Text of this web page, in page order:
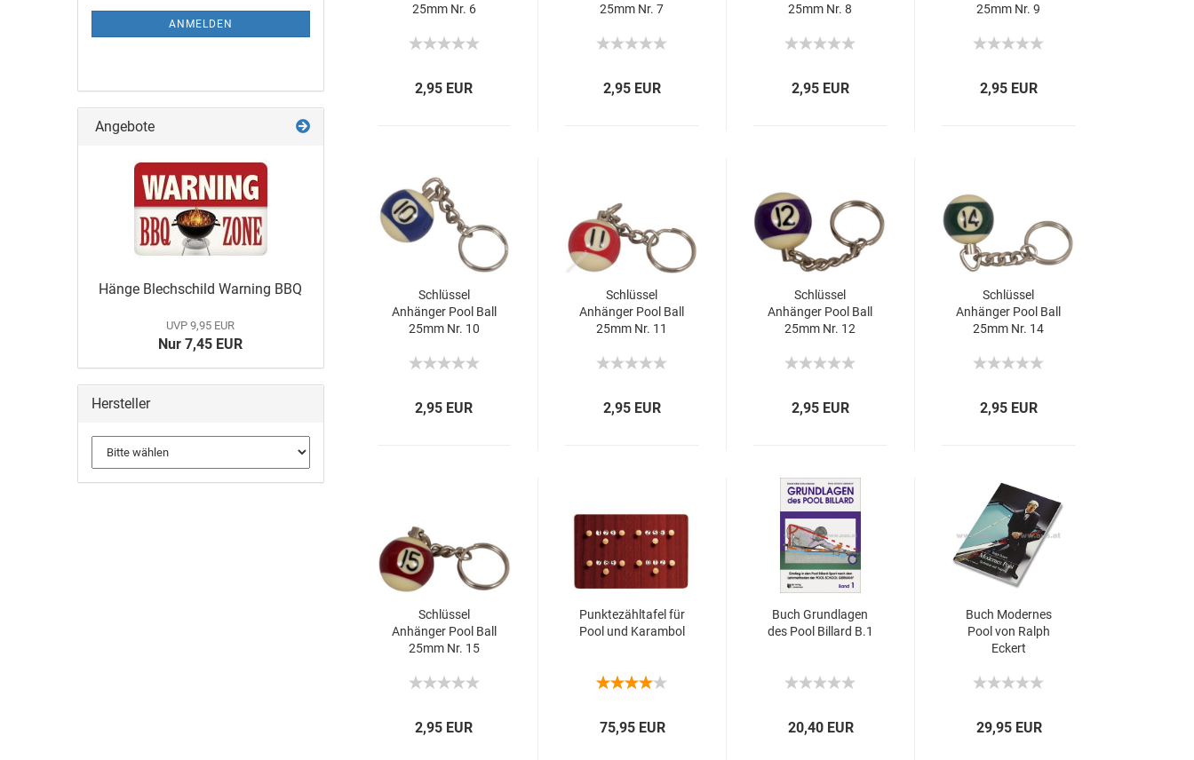
25mm Nr. 6
2,95 EUR
25mm Nr. 7
2,95 EUR
25mm Nr. 8
2,95 EUR
25mm Nr. 9
2,95 EUR
Schlüssel
Anhänger Pool Ball
25mm Nr. 10
2,95 EUR
Schlüssel
Anhänger Pool Ball
25mm Nr. 11
2,95 EUR
Schlüssel
Anhänger Pool Ball
25mm Nr. 12
2,95 EUR
Schlüssel
Anhänger Pool Ball
25mm Nr. 14
2,95 EUR
Schlüssel
Anhänger Pool Ball
25mm Nr. 15
2,95 EUR
Punktezähltafel für
Pool und Karambol
75,95 EUR
Buch Grundlagen
des Pool Billard B.1
20,40 EUR
Buch Modernes
Pool von Ralph
Eckert
29,95 EUR
ANMELDEN
Angebote
Hänge Blechschild Warning BBQ
UVP 9,95 EUR
Nur 7,45 EUR
Hersteller